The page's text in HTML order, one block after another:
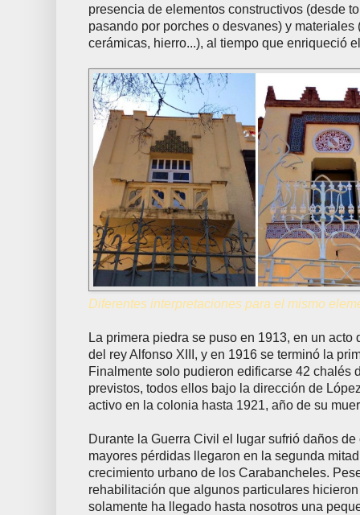
presencia de elementos constructivos (desde
pasando por porches o desvanes) y materiales
cerámicas, hierro...), al tiempo que enriqueció
Diferentes interpretaciones para el mismo
La primera piedra se puso en 1913, en un
del rey Alfonso XIII, y en 1916 se terminó la
Finalmente solo pudieron edificarse 42 chalés
previstos, todos ellos bajo la dirección de
activo en la colonia hasta 1921, año de su
Durante la Guerra Civil el lugar sufrió daños
mayores pérdidas llegaron en la segunda
crecimiento urbano de los Carabancheles.
rehabilitación que algunos particulares
solamente ha llegado hasta nosotros una